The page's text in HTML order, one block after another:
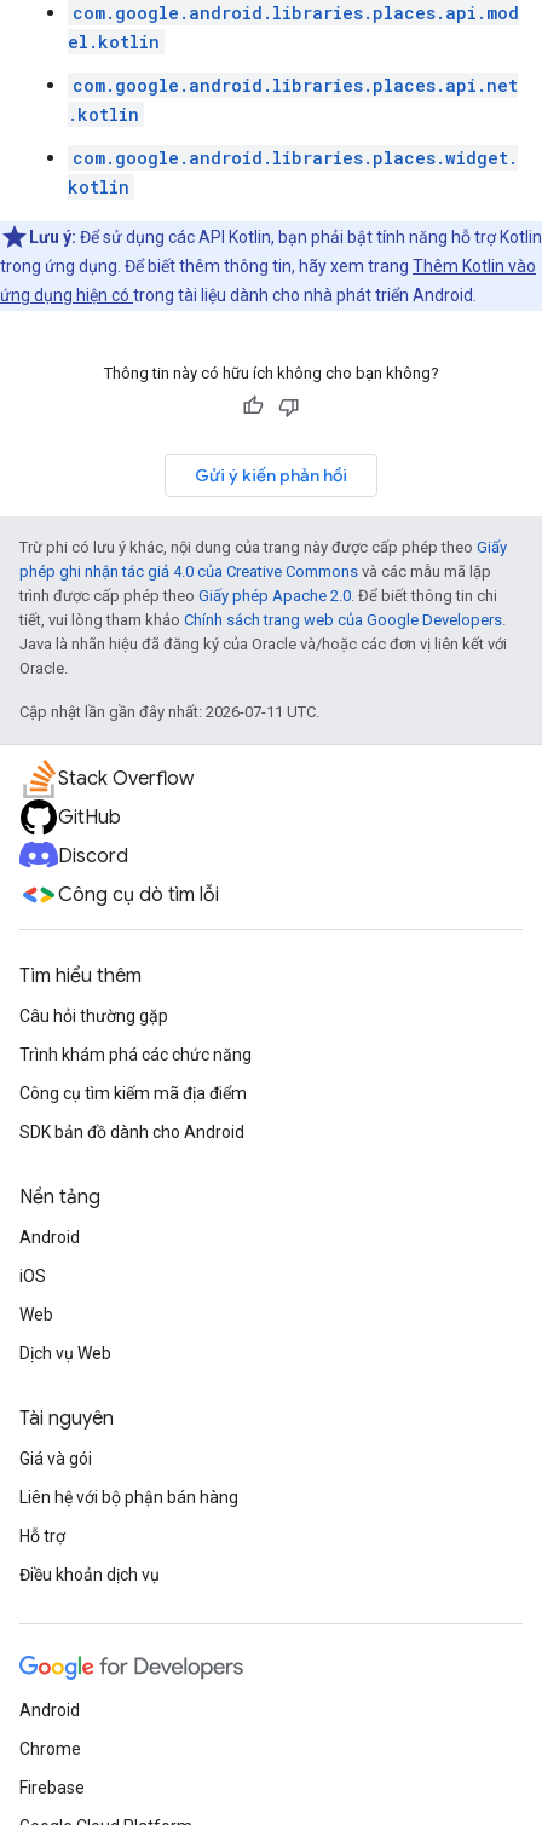
com.google.android.libraries.places.api.mod
el.kotlin
com.google.android.libraries.places.api.net
.kotlin
com.google.android.libraries.places.widget.
kotlin
Lưu ý: Để sử dụng các API Kotlin, bạn phải bật tính năng hỗ trợ Kotlin
trong ứng dụng. Để biết thêm thông tin, hãy xem trang Thêm Kotlin vào
ứng dụng hiện có trong tài liệu dành cho nhà phát triển Android.
Thông tin này có hữu ích không cho bạn không?
Gửi ý kiến phản hồi
Trừ phi có lưu ý khác, nội dung của trang này được cấp phép theo Giấy
phép ghi nhận tác giả 4.0 của Creative Commons và các mẫu mã lập
trình được cấp phép theo Giấy phép Apache 2.0. Để biết thông tin chi
tiết, vui lòng tham khảo Chính sách trang web của Google Developers.
Java là nhãn hiệu đã đăng ký của Oracle và/hoặc các đơn vị liên kết với
Oracle.
Cập nhật lần gần đây nhất: 2026-07-11 UTC.
Stack Overflow
GitHub
Discord
Công cụ dò tìm lỗi
Tìm hiểu thêm
Câu hỏi thường gặp
Trình khám phá các chức năng
Công cụ tìm kiếm mã địa điểm
SDK bản đồ dành cho Android
Nền tảng
Android
iOS
Web
Dịch vụ Web
Tài nguyên
Giá và gói
Liên hệ với bộ phận bán hàng
Hỗ trợ
Điều khoản dịch vụ
Android
Chrome
Firebase